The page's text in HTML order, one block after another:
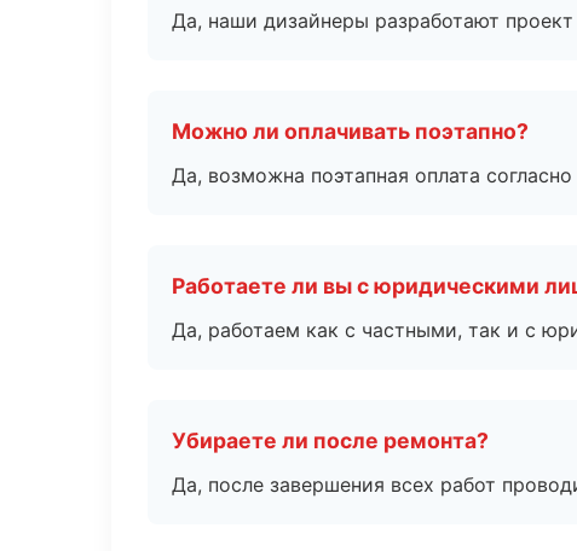
Да, наши дизайнеры разработают
Можно ли оплачивать поэтапно?
Да, возможна поэтапная оплата
Работаете ли вы с юридическими
Да, работаем как с частными, так и с
Убираете ли после ремонта?
Да, после завершения всех работ